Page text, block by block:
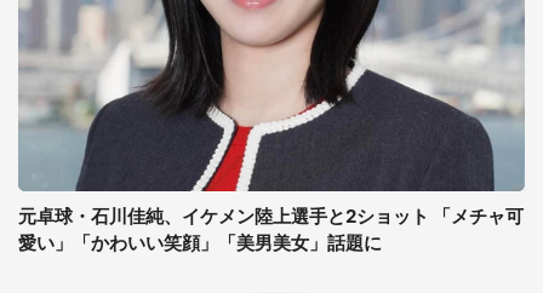
元卓球・石川佳純、イケメン陸上選手と2ショット 「メチャ可
愛い」「かわいい笑顔」「美男美女」話題に